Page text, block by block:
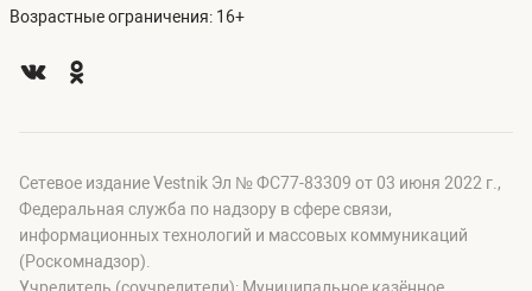
Возрастные ограничения: 16+
Сетевое издание Vestnik Эл № ФС77-83309 от 03 июня 2022 г.,
Федеральная служба по надзору в сфере связи,
информационных технологий и массовых коммуникаций
(Роскомнадзор).